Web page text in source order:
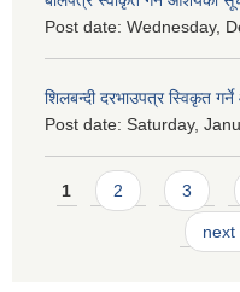
Post date: Wednesday,
शिलबन्दी दरभाउपत्र स्विकृत
Post date: Saturday,
Pages
1 2 3
next